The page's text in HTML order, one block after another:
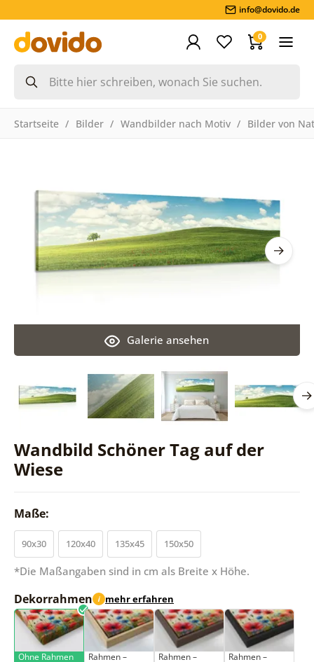
info@dovido.de
0
Startseite Bilder Wandbilder nach Motiv Bilder von
Wandbild Schöner Tag auf der
Wiese
Galerie ansehen
Maße:
90x30 120x40 135x45 150x50
*Die Maßangaben sind in cm als Breite x Höhe.
Dekorrahmen i mehr erfahren
Ohne Rahmen
Rahmen –
Rahmen –
Rahmen –